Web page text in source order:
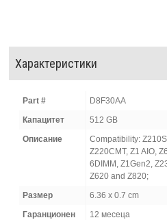
Характеристики
Part #
D8F30AA
Капацитет
512 GB
Описание
Compatibility:
Z220CMT, Z1 AIO,
6DIMM, Z1Gen2,
Z620 and Z820;
Размер
6.36 x 0.7 cm
Гаранционен
12 месеца